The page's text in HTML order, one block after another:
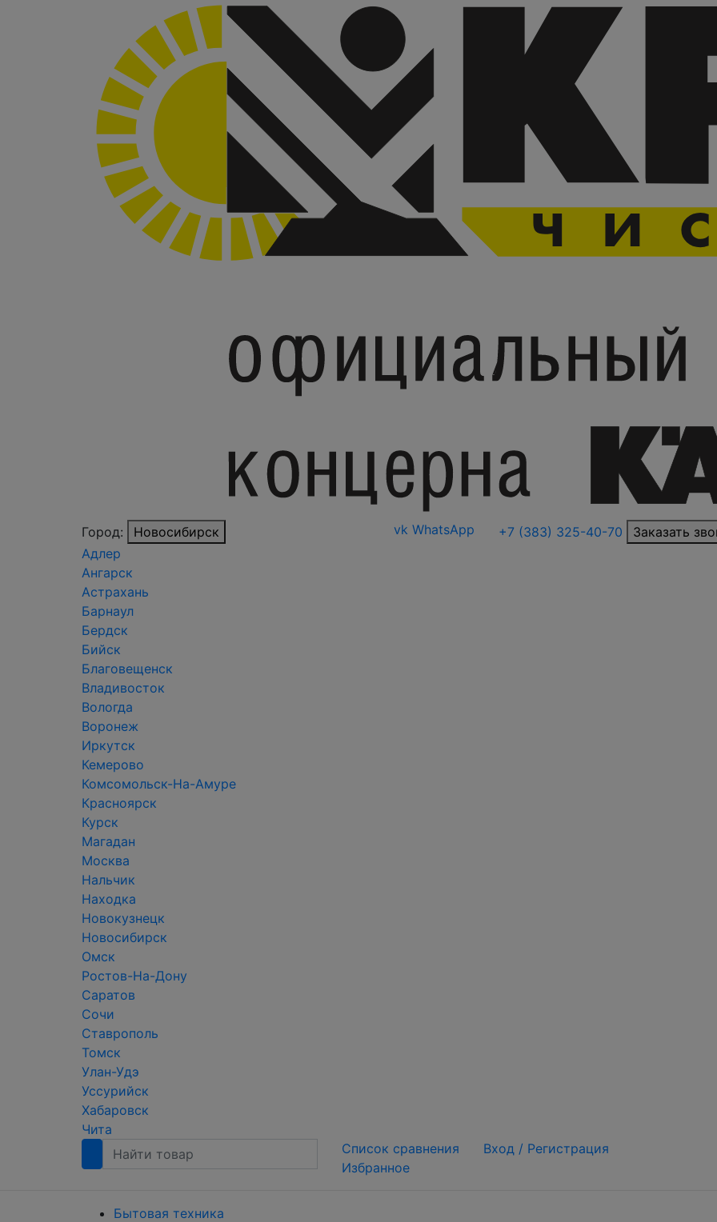
Город:
Новосибирск
Адлер
Ангарск
Астрахань
Барнаул
Бердск
Бийск
Благовещенск
Владивосток
Вологда
Воронеж
Иркутск
Кемерово
Комсомольск-На-Амуре
Красноярск
Курск
Магадан
Москва
Нальчик
Находка
Новокузнецк
Новосибирск
Омск
Ростов-На-Дону
Саратов
Сочи
Ставрополь
Томск
Улан-Удэ
Уссурийск
Хабаровск
Чита
vk WhatsApp +7 (383) 325-40-70 Заказать
Список сравнения
Избранное
Вход / Регистрация
Бытовая техника